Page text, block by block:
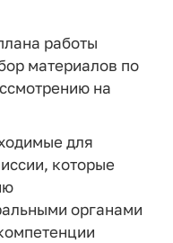
работы
материалов по
на
для
которые
органами